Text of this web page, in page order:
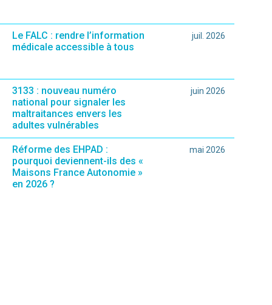
Le FALC : rendre l’information
médicale accessible à tous
juil. 2026
3133 : nouveau numéro
national pour signaler les
maltraitances envers les
adultes vulnérables
juin 2026
Réforme des EHPAD :
pourquoi deviennent-ils des «
Maisons France Autonomie »
en 2026 ?
mai 2026